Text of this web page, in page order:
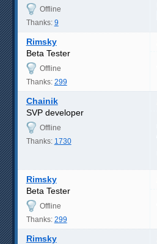
Offline
Thanks: 9
Rimsky
Beta Tester
Offline
Thanks: 299
Chainik
SVP developer
Offline
Thanks: 1730
Rimsky
Beta Tester
Offline
Thanks: 299
Rimsky